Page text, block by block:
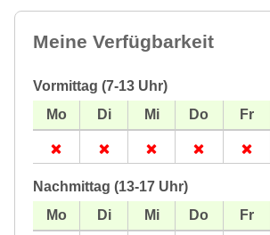
Meine Verfügbarkeit
Vormittag (7-13 Uhr)
Nachmittag (13-17 Uhr)